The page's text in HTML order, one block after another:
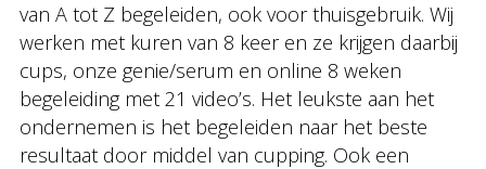
van A tot Z begeleiden, ook voor thuisgebruik. Wij
werken met kuren van 8 keer en ze krijgen daarbij
cups, onze genie/serum en online 8 weken
begeleiding met 21 video’s. Het leukste aan het
ondernemen is het begeleiden naar het beste
resultaat door middel van cupping. Ook een